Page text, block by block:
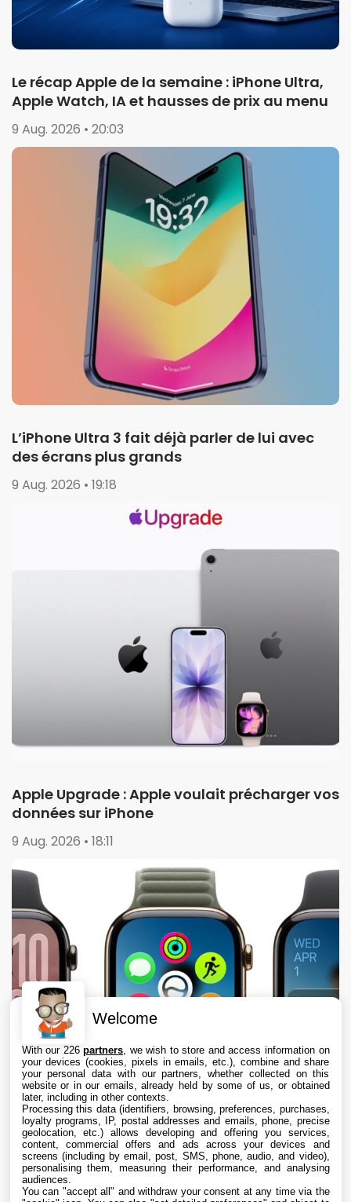
Le récap Apple de la semaine : iPhone Ultra,
Apple Watch, IA et hausses de prix au menu
9 Aug. 2026 • 20:03
L’iPhone Ultra 3 fait déjà parler de lui avec
des écrans plus grands
9 Aug. 2026 • 19:18
Apple Upgrade : Apple voulait précharger vos
données sur iPhone
9 Aug. 2026 • 18:11
Apple envisage une refonte radicale de
l’Apple Watch, dont des écrans ronds
9 Aug. 2026 • 17:35
Welcome
With our 226partners , we wish to store and access information on
your devices (cookies, pixels in emails, etc.), combine and share
your personal data with our partners, whether collected on this
website or in our emails, already held by some of us, or obtained
later, including in other contexts.
Processing this data (identifiers, browsing, preferences, purchases,
loyalty programs, IP, postal addresses and emails, phone, precise
geolocation, etc.) allows developing and offering you services,
content, commercial offers and ads across your devices and
screens (including by email, post, SMS, phone, audio, and video),
personalising them, measuring their performance, and analysing
audiences.
You can "accept all" and withdraw your consent at any time via the